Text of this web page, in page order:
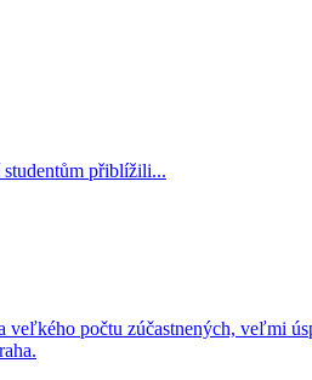
přiblížili...
počtu zúčastnených, veľmi